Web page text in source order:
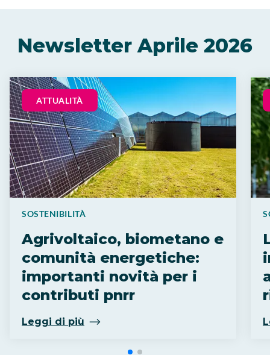
Newsletter Aprile 2026
ATTUALITÀ
SOSTENIBILITÀ
Agrivoltaico, biometano e
comunità energetiche:
importanti novità per i
contributi pnrr
Leggi di più